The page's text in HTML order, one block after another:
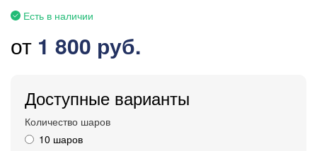
Есть в наличии
от 1 800 руб.
Доступные варианты
Количество шаров
10 шаров